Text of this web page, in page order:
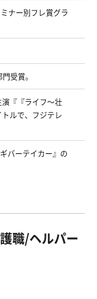
ナー別フレ賞グラ
受賞。
演『『ライフ〜壮
ルで、フジテレ
バーテイカー』の
職/ヘルパー